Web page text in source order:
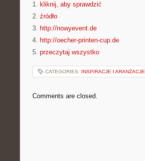
1. kliknij, aby sprawdzić
2. źródło
3. http://nowyevent.de
4. http://oecher-printen-cup.de
5. przeczytaj wszystko
CATEGORIES: INSPIRACJE I ARANŻACJE
Comments are closed.